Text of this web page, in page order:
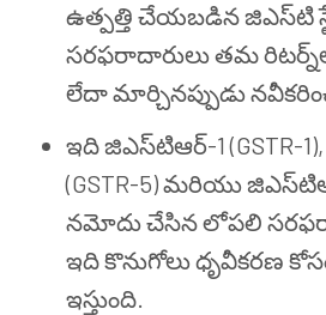
ఉత్పత్తి చేయబడిన జిఎస్‌టి
సరఫరాదారులు తమ
లేదా మార్చినప్పుడు
ఇది జిఎస్‌టి‌ఆర్-1 (GSTR-
(GSTR-5) మరియు
నమోదు చేసిన లోపలి
ఇది కొనుగోలు ధృవీకరణ
ఇస్తుంది.